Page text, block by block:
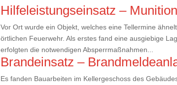
Hilfeleistungseinsatz –
Vor Ort wurde ein Objekt, welches eine Tellermine
örtlichen Feuerwehr. Als erstes fand eine ausgiebige
erfolgten die notwendigen Absperrmaßnahmen...
Brandeinsatz –
Es fanden Bauarbeiten im Kellergeschoss des